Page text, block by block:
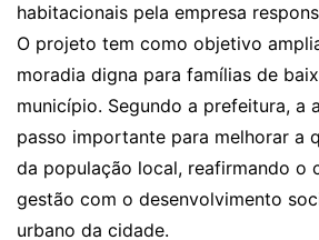
habitacionais pela empresa
O projeto tem como objetivo
moradia digna para famílias de
município. Segundo a prefeitura, a
passo importante para melhorar a
da população local, reafirmando o
gestão com o desenvolvimento
urbano da cidade.